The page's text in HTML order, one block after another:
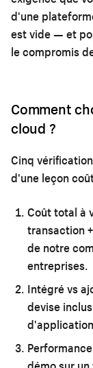
d'une
est vide — et
le compromis
Comment
cloud ?
Cinq
d'une leçon
Coût total à
transaction
de notre
entreprises.
Intégré vs
devise